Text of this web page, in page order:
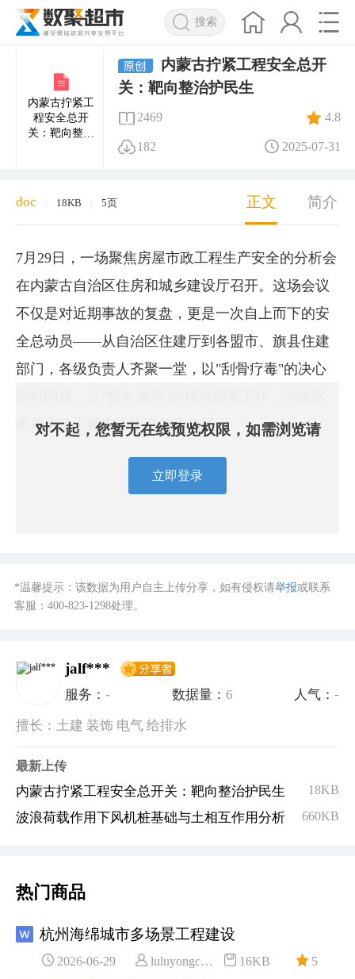
搜索
内蒙古拧紧工
程安全总开
关：靶向整治
内蒙古拧紧工程安全总开
关：靶向整治护民生
2469 4.8
182 2025-07-31
doc 18KB 5页 正文 简介
7月29日，一场聚焦房屋市政工程生产安全的分析会
在内蒙古自治区住房和城乡建设厅召开。这场会议
不仅是对近期事故的复盘，更是一次自上而下的安
全总动员——从自治区住建厅到各盟市、旗县住建
部门，各级负责人齐聚一堂，以"刮骨疗毒"的决心
房屋市政工程安全生产筑牢防线。
对不起，您暂无在线预览权限，如需浏览请
立即登录
*温馨提示：该数据为用户自主上传分享，如有侵权请举报或联系
客服： 400-823-1298处理。
jalf***
服务：- 数据量： 6 人气： -
擅长：土建 装饰 电气 给排水
最新上传
内蒙古拧紧工程安全总开关：靶向整治护民生 18KB
波浪荷载作用下风机桩基础与土相互作用分析 660KB
热门商品
杭州海绵城市多场景工程建设
2026-06-29 luluyongc*** 16KB
5